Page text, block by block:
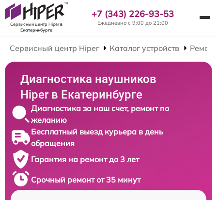
Сервисный центр Hiperв
Екатеринбурге
+7 (343) 226-93-53
Ежедневно с 9:00 до 21:00
Сервисный центр Hiper Каталог устройств
Диагностика наушников
Hiper в Екатеринбурге
Диагностика за наш счет, ремонт по
желанию
Бесплатный выезд курьера в день
обращения
Гарантия на ремонт до 3 лет
Срочный ремонт от 35 минут